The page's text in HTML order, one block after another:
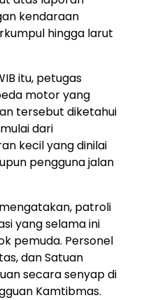
kendaraan
hingga larut
itu, petugas
motor yang
tersebut diketahui
dari
kecil yang dinilai
pengguna jalan
patroli
yang selama ini
pemuda. Personel
dan Satuan
secara senyap di
Kamtibmas.